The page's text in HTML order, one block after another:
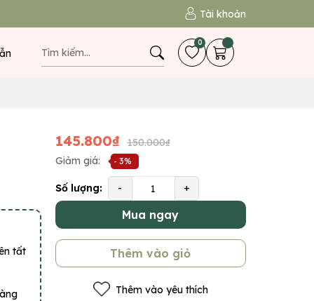
Tài khoản
0
tất
145.800₫
150.000₫
Giảm giá:
- 3%
Số lượng: - +
Mua ngay
Thêm vào giỏ
Thêm vào yêu thích